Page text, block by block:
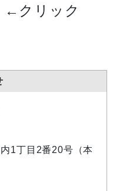
クリック
1丁目2番20号（本